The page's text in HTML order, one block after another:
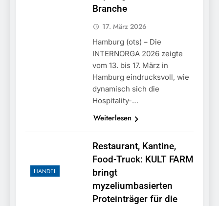
führt zur Sicherstellung
und Einleitung eines
Kraftfahrzeug über die
eingereist/Bundespolizei
stellt Auto sicher
3. August 2026
Branche
17. März 2026
Hamburg (ots) – Die
INTERNORGA 2026 zeigte
vom 13. bis 17. März in
Hamburg eindrucksvoll, wie
dynamisch sich die
Hospitality-…
Weiterlesen
HANDEL
Restaurant, Kantine,
Food-Truck: KULT FARM
bringt
myzeliumbasierten
Proteinträger für die